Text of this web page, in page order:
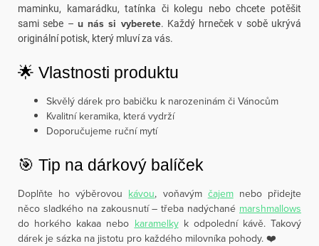
maminku, kamarádku, tatínka či kolegu nebo chcete potěšit
sami sebe – u nás si vyberete. Každý hrneček v sobě ukrývá
originální potisk, který mluví za vás.
🌟 Vlastnosti produktu
Skvělý dárek pro babičku k narozeninám či Vánocům
Kvalitní keramika, která vydrží
Doporučujeme ruční mytí
🎯 Tip na dárkový balíček
Doplňte ho výběrovou kávou, voňavým čajemnebo přidejte
něco sladkého na zakousnutí – třeba nadýchané marshmallows
do horkého kakaa nebo karamelkyk odpolední kávě. Takový
dárek je sázka na jistotu pro každého milovníka pohody. ❤️